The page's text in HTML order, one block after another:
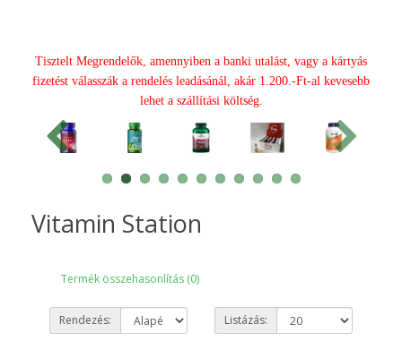
Tisztelt Megrendelők, amennyiben a banki utalást, vagy a kártyás
fizetést válasszák a rendelés leadásánál, akár 1.200.-Ft-al kevesebb
lehet a szállítási költség.
Vitamin Station
Termék összehasonlítás (0)
Rendezés: Listázás: